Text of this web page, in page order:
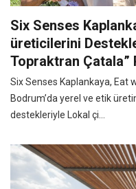
Six Senses
üreticilerini
Topraktran Çatala”
Six Senses Kaplankaya, Eat
Bodrum’da yerel ve etik
destekleriyle Lokal çi...